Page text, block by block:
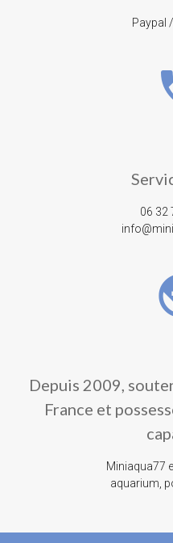
Paypal
06 32
Depuis 2009,
France et
Miniaqua77
aquarium,